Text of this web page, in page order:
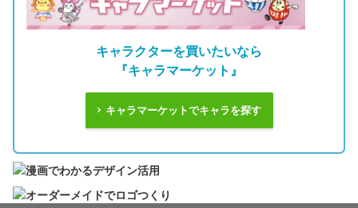
キャラクターを買いたいなら
『キャラマーケット』
キャラマーケットでキャラを探す